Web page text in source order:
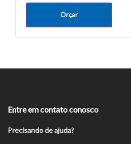
Orçar
Entre em contato conosco
Precisando de ajuda?